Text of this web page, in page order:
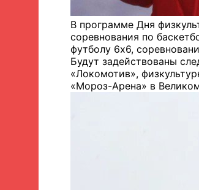
В программе Дня
соревнования по
футболу 6х6,
Будут задействованы
«Локомотив»,
«Мороз-Арена» в